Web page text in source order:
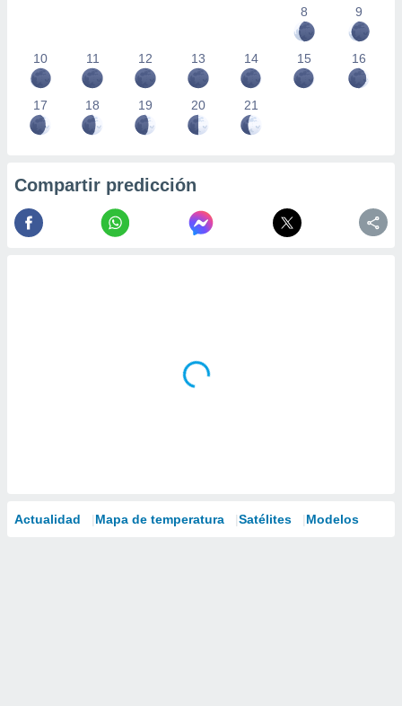
8
9
10 11 12 13 14 15 16
17 18 19 20 21
Compartir predicción
Actualidad Mapa de temperatura Satélites Modelos